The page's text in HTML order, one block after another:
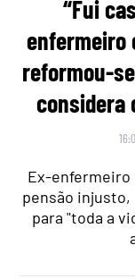
“Fui
enfermeiro
reformou-
considera
Ex-enfermeiro
pensão
para "toda a